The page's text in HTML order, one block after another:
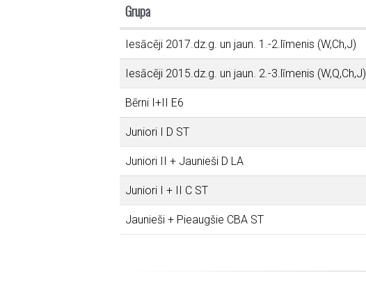
Grupa
Iesācēji 2017.dz.g. un jaun. 1.-2.līmenis (W,Ch,J)
Iesācēji 2015.dz.g. un jaun. 2.-3.līmenis (W,Q,Ch,J)
Bērni I+II E6
Juniori I D ST
Juniori II + Jaunieši D LA
Juniori I + II C ST
Jaunieši + Pieaugšie CBA ST